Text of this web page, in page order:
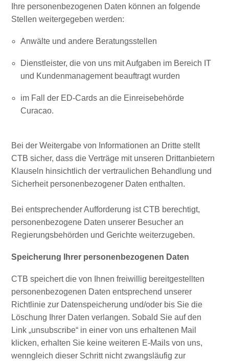
&
Essen
Sie
Reise
Tauchen
The
Blue
und
Curaçao
Ihre personenbezogenen Daten können an folgende
Stellen weitergegeben werden:
Anwälte und andere Beratungsstellen
Dienstleister, die von uns mit Aufgaben im Bereich IT
und Kundenmanagement beauftragt wurden
im Fall der ED-Cards an die Einreisebehörde
Curacao.
Bei der Weitergabe von Informationen an Dritte stellt
CTB sicher, dass die Verträge mit unseren Drittanbietern
Klauseln hinsichtlich der vertraulichen Behandlung und
Sicherheit personenbezogener Daten enthalten.
Bei entsprechender Aufforderung ist CTB berechtigt,
personenbezogene Daten unserer Besucher an
Regierungsbehörden und Gerichte weiterzugeben.
Speicherung Ihrer personenbezogenen Daten
CTB speichert die von Ihnen freiwillig bereitgestellten
personenbezogenen Daten entsprechend unserer
Richtlinie zur Datenspeicherung und/oder bis Sie die
Löschung Ihrer Daten verlangen. Sobald Sie auf den
Link „unsubscribe“ in einer von uns erhaltenen Mail
klicken, erhalten Sie keine weiteren E-Mails von uns,
wenngleich dieser Schritt nicht zwangsläufig zur